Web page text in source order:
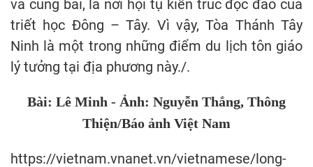
và cúng bái, là nơi hội tụ kiến trúc độc đáo của
triết học Đông – Tây. Vì vậy, Tòa Thánh Tây
Ninh là một trong những điểm du lịch tôn giáo
lý tưởng tại địa phương này./.
Bài: Lê Minh - Ảnh: Nguyễn Thắng, Thông
Thiện/Báo ảnh Việt Nam​
https://vietnam.vnanet.vn/vietnamese/long-